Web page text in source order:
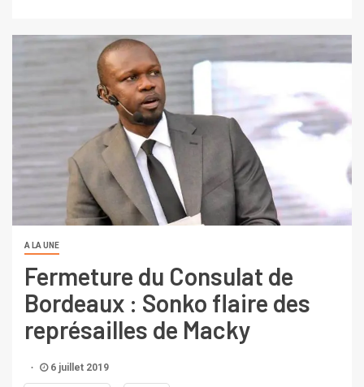
A LA UNE
Fermeture du Consulat de
Bordeaux : Sonko flaire des
représailles de Macky
6 juillet 2019